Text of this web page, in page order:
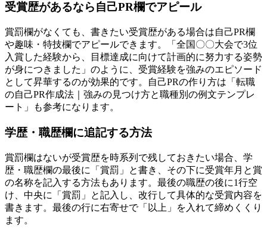
受賞歴があるなら自己PR欄でアピール
賞罰欄がなくても、書きたい受賞歴がある場合は自己PR欄
や趣味・特技欄でアピールできます。「全国〇〇大会で3位
入賞した経験から、目標達成に向けて計画的に努力する姿勢
が身につきました」のように、受賞経験を強みのエピソード
として昇華するのが効果的です。自己PRの作り方は「転職
の自己PR作成法｜強みの見つけ方と職種別の例文テンプレ
ート」も参考になります。
学歴・職歴欄に追記する方法
賞罰欄はないが受賞歴を時系列で残しておきたい場合、学
歴・職歴欄の最後に「賞罰」と書き、その下に受賞年月と賞
の名称を記入する方法もあります。最後の職歴の後に1行空
け、中央に「賞罰」と記入し、改行して具体的な受賞内容を
書きます。最後の行に右寄せで「以上」を入れて締めくくり
ます。